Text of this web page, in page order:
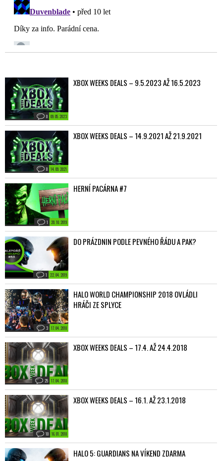
09. 05. 2023
0
XBOX WEEKS DEALS – 9.5.2023 AŽ 16.5.2023
14. 09. 2021
0
XBOX WEEKS DEALS – 14.9.2021 AŽ 21.9.2021
20. 10. 2019
1
HERNÍ PACÁRNA #7
22. 04. 2019
1
DO PRÁZDNIN PODLE PEVNÉHO ŘÁDU A PAK?
17. 04. 2018
3
HALO WORLD CHAMPIONSHIP 2018 OVLÁDLI
HRÁČI ZE SPLYCE
17. 04. 2018
25
XBOX WEEKS DEALS – 17.4. AŽ 24.4.2018
16. 01. 2018
10
XBOX WEEKS DEALS – 16.1. AŽ 23.1.2018
HALO 5: GUARDIANS NA VÍKEND ZDARMA